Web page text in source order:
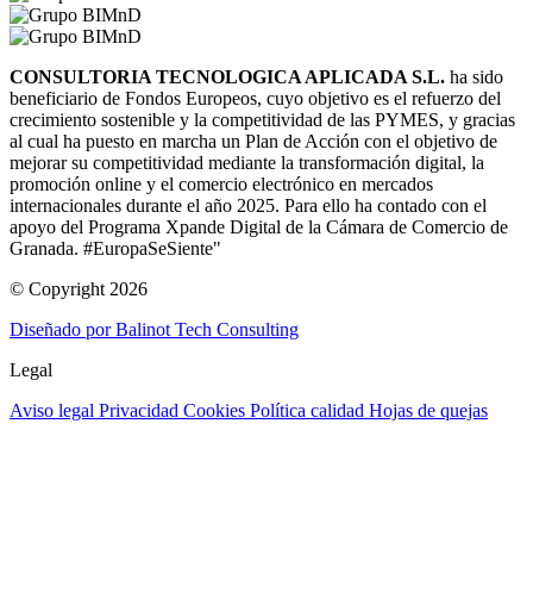
CONSULTORIA TECNOLOGICA APLICADA S.L. ha sido
beneficiario de Fondos Europeos, cuyo objetivo es el refuerzo del
crecimiento sostenible y la competitividad de las PYMES, y gracias
al cual ha puesto en marcha un Plan de Acción con el objetivo de
mejorar su competitividad mediante la transformación digital, la
promoción online y el comercio electrónico en mercados
internacionales durante el año 2025. Para ello ha contado con el
apoyo del Programa Xpande Digital de la Cámara de Comercio de
Granada. #EuropaSeSiente"
© Copyright 2026
Diseñado por Balinot Tech Consulting
Legal
Aviso legal Privacidad Cookies Política calidad Hojas de quejas